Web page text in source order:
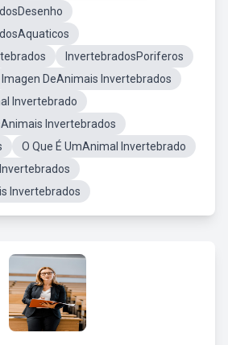
InvertebradosPoriferos
Imagen DeAnimais Invertebrados
Invertebrado
Invertebrados
O Que É UmAnimal Invertebrado
Invertebrados